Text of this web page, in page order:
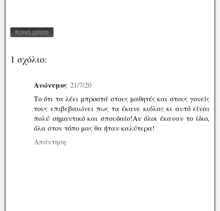
Κοινή χρήση
1 σχόλιο:
Ανώνυμος 21/7/20
Το ότι τα λέει μπροστά στους μαθητές και στους γονείς
τους επιβεβαιώνει πως τα έκανε κιόλας κι αυτό είναι
πολύ σημαντικό και σπουδαίο!Αν όλοι έκαναν το ίδιο,
όλα στον τόπο μας θα ήταν καλύτερα!
Απάντηση